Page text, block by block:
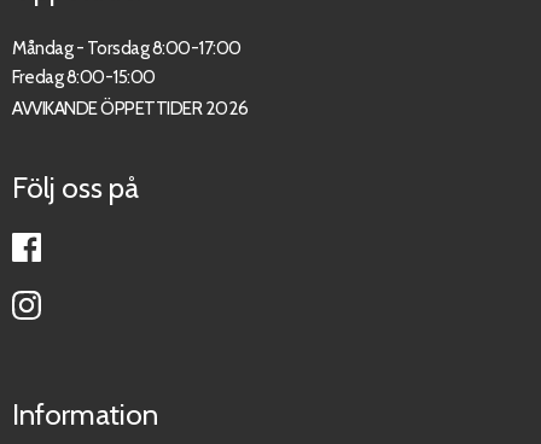
Måndag - Torsdag 8:00-17:00
Fredag 8:00-15:00
AVVIKANDE ÖPPETTIDER 2026
Följ oss på
Information